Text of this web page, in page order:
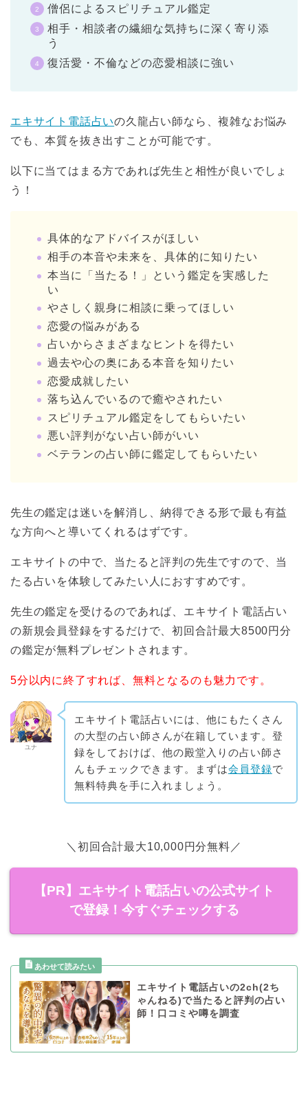
僧侶によるスピリチュアル鑑定
相手・相談者の繊細な気持ちに深く寄り添
う
復活愛・不倫などの恋愛相談に強い
エキサイト電話占いの久龍占い師なら、複雑なお悩み
でも、本質を抜き出すことが可能です。
以下に当てはまる方であれば先生と相性が良いでしょ
う！
具体的なアドバイスがほしい
相手の本音や未来を、具体的に知りたい
本当に「当たる！」という鑑定を実感した
い
やさしく親身に相談に乗ってほしい
恋愛の悩みがある
占いからさまざまなヒントを得たい
過去や心の奥にある本音を知りたい
恋愛成就したい
落ち込んでいるので癒やされたい
スピリチュアル鑑定をしてもらいたい
悪い評判がない占い師がいい
ベテランの占い師に鑑定してもらいたい
先生の鑑定は迷いを解消し、納得できる形で最も有益
な方向へと導いてくれるはずです。
エキサイトの中で、当たると評判の先生ですので、当
たる占いを体験してみたい人におすすめです。
先生の鑑定を受けるのであれば、エキサイト電話占い
の新規会員登録をするだけで、初回合計最大8500円分
の鑑定が無料プレゼントされます。
5分以内に終了すれば、無料となるのも魅力です。
ユナ
エキサイト電話占いには、他にもたくさん
の大型の占い師さんが在籍しています。登
録をしておけば、他の殿堂入りの占い師さ
んもチェックできます。まずは会員登録で
無料特典を手に入れましょう。
＼初回合計最大10,000円分無料／
【PR】エキサイト電話占いの公式サイト
で登録！今すぐチェックする
エキサイト電話占いの2ch(2ち
ゃんねる)で当たると評判の占い
師！口コミや噂を調査